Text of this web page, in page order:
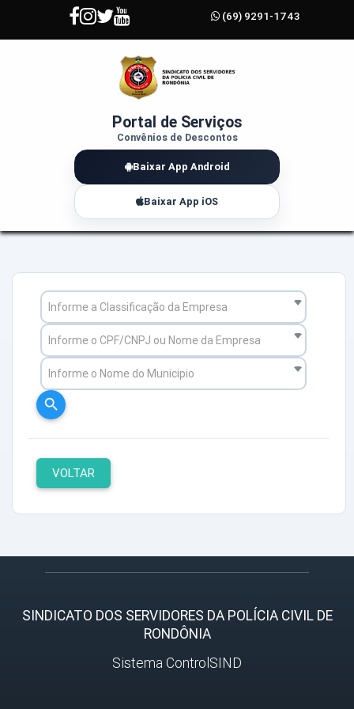
(69) 9291-1743
Portal de Serviços
Convênios de Descontos
Baixar App Android
Baixar App iOS
Informe a Classificação da Empresa
Informe o CPF/CNPJ ou Nome da Empresa
Informe o Nome do Municipio
search
VOLTAR
SINDICATO DOS SERVIDORES DA POLÍCIA CIVIL DE
RONDÔNIA
Sistema ControlSIND